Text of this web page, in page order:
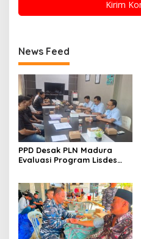
News Feed
PPD Desak PLN Madura
Evaluasi Program Lisdes